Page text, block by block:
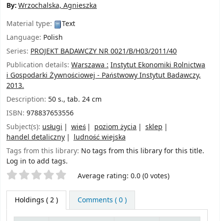
By:Wrzochalska, Agnieszka
Material type:
Text
Language: Polish
Series: PROJEKT BADAWCZY NR 0021/B/H03/2011/40
Publication details: Warszawa :Instytut Ekonomiki Rolnictwa
i Gospodarki Żywnościowej - Państwowy Instytut Badawczy,
2013.
Description: 50 s., tab. 24 cm
ISBN: 978837653556
Subject(s): usługi wieś poziom życia
sklep
handel detaliczny
ludność wiejska
Tags from this library: No tags from this library for this title.
Log in to add tags.
Star ratings Average rating: 0.0 (0 votes)
Holdings ( 2 ) Comments ( 0 )